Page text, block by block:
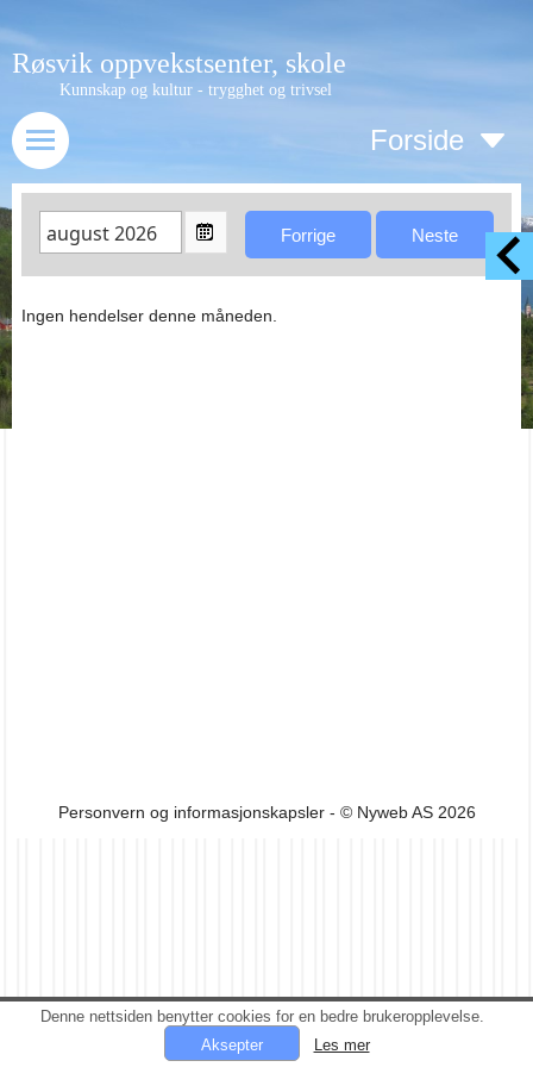
Røsvik oppvekstsenter, skole
Kunnskap og kultur - trygghet og trivsel
Forside
Ingen hendelser denne måneden.
Personvern og informasjonskapsler- © Nyweb AS 2026
Denne nettsiden benytter cookies for en bedre brukeropplevelse.
Les mer